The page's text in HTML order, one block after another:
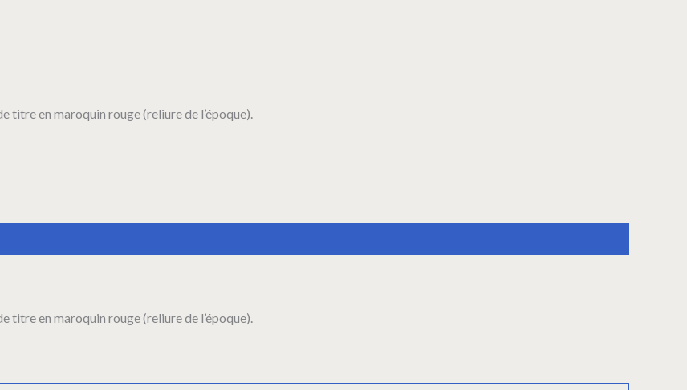
titre en maroquin rouge (reliure de l’époque).
titre en maroquin rouge (reliure de l’époque).